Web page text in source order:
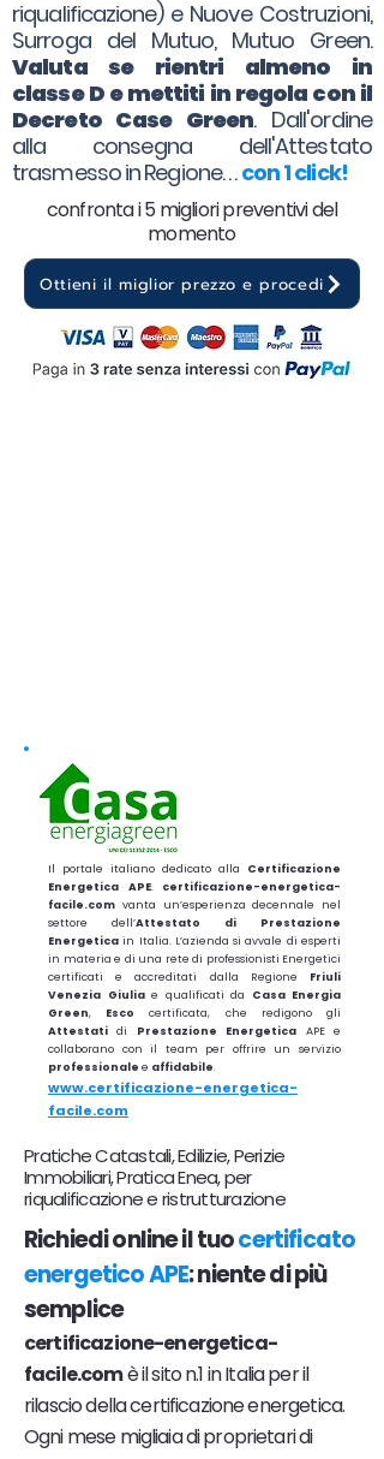
riqualificazione) e Nuove Costruzioni,
Surroga del Mutuo, Mutuo Green.
Valuta se rientri almeno in
classe D e mettiti in regola con il
Decreto Case Green. Dall'ordine
alla consegna dell'Attestato
trasmesso in Regione. . .con 1 click!
confronta i 5 migliori preventivi del
momento
Ottieni il miglior prezzo e procedi
Il portale italiano dedicato alla Certificazione
Energetica APE. certificazione-energetica-
facile.com vanta un’esperienza decennale nel
settore dell’Attestato di Prestazione
Energetica in Italia. L’azienda si avvale di esperti
in materia e di una rete di professionisti Energetici
certificati e accreditati dalla Regione Friuli
Venezia Giuliae qualificati da
Casa Energia
Green, Escocertificata, che redigono gli
Attestatidi Prestazione Energetica APE e
collaborano con il team per offrire un servizio
professionale e affidabile.
www.certificazione-energetica-
facile.com
Pratiche Catastali, Edilizie, Perizie
Immobiliari, Pratica Enea, per
riqualificazione e ristrutturazione
Richiedi online il tuocertificato
energetico APE: niente di più
semplice
certificazione-energetica-
facile.comè il sito n.1 in Italia per il
rilascio della certificazione energetica.
Ogni mese migliaia di proprietari di